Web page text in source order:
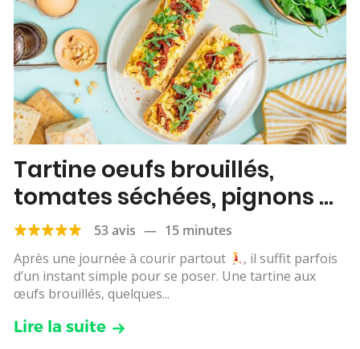
Tartine oeufs brouillés,
tomates séchées, pignons et
roquette53 avis — 15 minutes
Après une journée à courir partout
, il suffit parfois
d’un instant simple pour se poser. Une tartine aux
œufs brouillés, quelques...
Lire la suite